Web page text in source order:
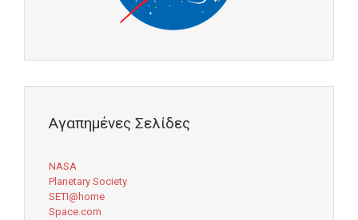
Αγαπημένες Σελίδες
NASA
Planetary Society
SETI@home
Space.com